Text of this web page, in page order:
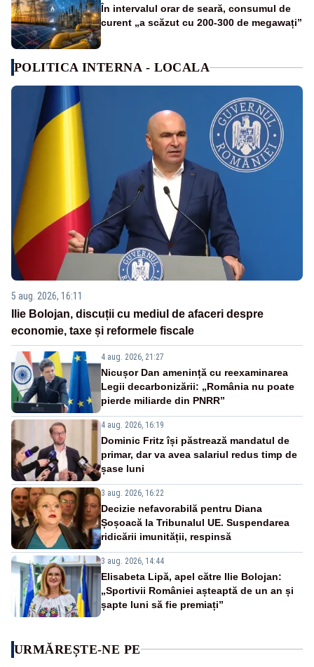
În intervalul orar de seară, consumul de
curent „a scăzut cu 200-300 de megawați”
POLITICA INTERNA - LOCALA
5 aug. 2026, 16:11
Ilie Bolojan, discuții cu mediul de afaceri despre
economie, taxe și reformele fiscale
4 aug. 2026, 21:27
Nicușor Dan amenință cu reexaminarea
Legii decarbonizării: „România nu poate
pierde miliarde din PNRR”
4 aug. 2026, 16:19
Dominic Fritz își păstrează mandatul de
primar, dar va avea salariul redus timp de
șase luni
3 aug. 2026, 16:22
Decizie nefavorabilă pentru Diana
Șoșoacă la Tribunalul UE. Suspendarea
ridicării imunității, respinsă
3 aug. 2026, 14:44
Elisabeta Lipă, apel către Ilie Bolojan:
„Sportivii României așteaptă de un an și
șapte luni să fie premiați”
URMĂREȘTE-NE PE